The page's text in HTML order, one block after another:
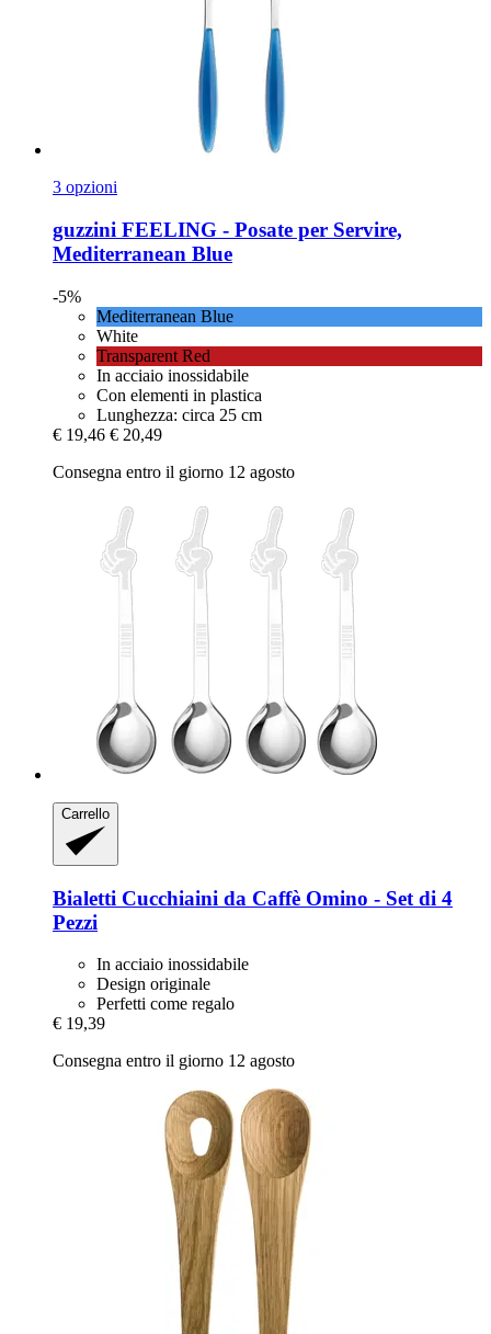
3 opzioni
guzzini FEELING -​ Posate per Servire,
Mediterranean Blue
-5%
Mediterranean Blue
White
Transparent Red
In acciaio inossidabile
Con elementi in plastica
Lunghezza: circa 25 cm
€ 19,46 € 20,49
Consegna entro il giorno 12 agosto
Carrello
Bialetti Cucchiaini da Caffè Omino -​ Set di 4
Pezzi
In acciaio inossidabile
Design originale
Perfetti come regalo
€ 19,39
Consegna entro il giorno 12 agosto